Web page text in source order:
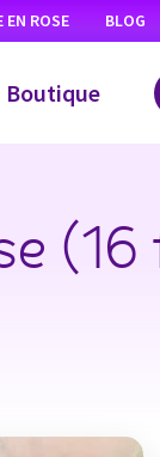
EN ROSE BLOG
Boutique